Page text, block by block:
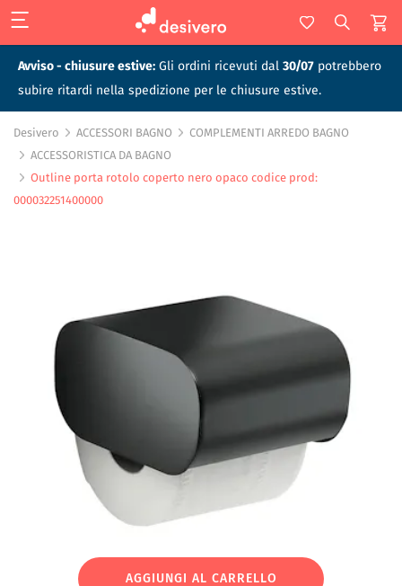
Avviso - chiusure estive: Gli ordini ricevuti dal 30/07 potrebbero
subire ritardi nella spedizione per le chiusure estive.
Desivero ACCESSORI BAGNO
COMPLEMENTI ARREDO BAGNO
ACCESSORISTICA DA BAGNO
Outline porta rotolo coperto nero opaco codice prod:
000032251400000
AGGIUNGI AL CARRELLO